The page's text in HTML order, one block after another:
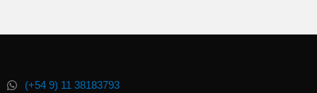
:
(+54 9) 11 38183793